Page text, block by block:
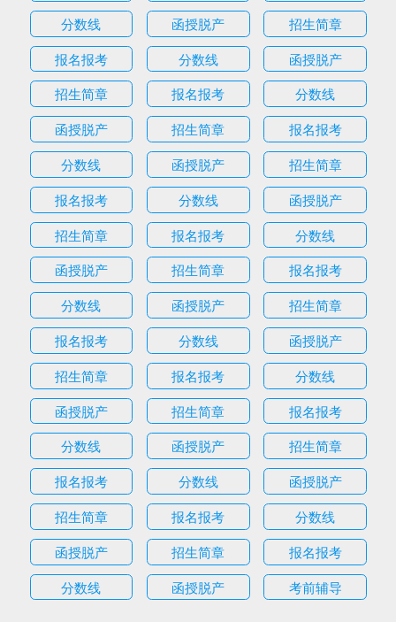
分数线
函授脱产
招生简章
报名报考
分数线
函授脱产
招生简章
报名报考
分数线
函授脱产
招生简章
报名报考
分数线
函授脱产
招生简章
报名报考
分数线
函授脱产
招生简章
报名报考
分数线
函授脱产
招生简章
报名报考
分数线
函授脱产
招生简章
报名报考
分数线
函授脱产
招生简章
报名报考
分数线
函授脱产
招生简章
报名报考
分数线
函授脱产
招生简章
报名报考
分数线
函授脱产
招生简章
报名报考
分数线
函授脱产
招生简章
报名报考
分数线
函授脱产 考前辅导